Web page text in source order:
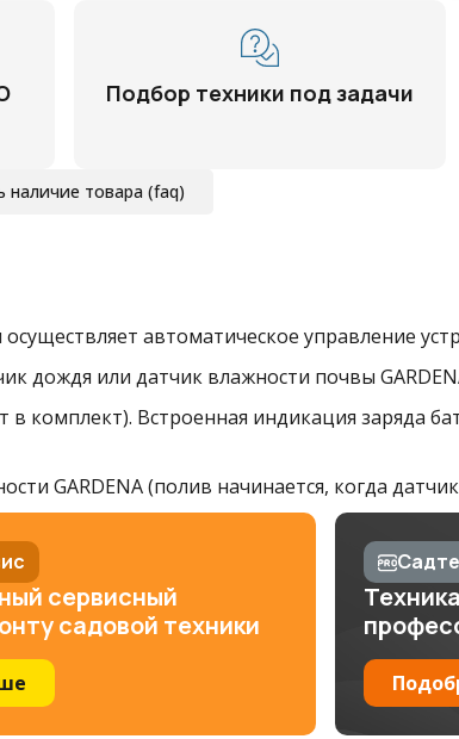
Подбор техники под задачи
наличие товара (faq)
автоматическое управление
дождя или датчик влажности почвы
комплект). Встроенная индикация заряда
GARDENA (полив начинается, когда датчик
сервисный
садовой техники